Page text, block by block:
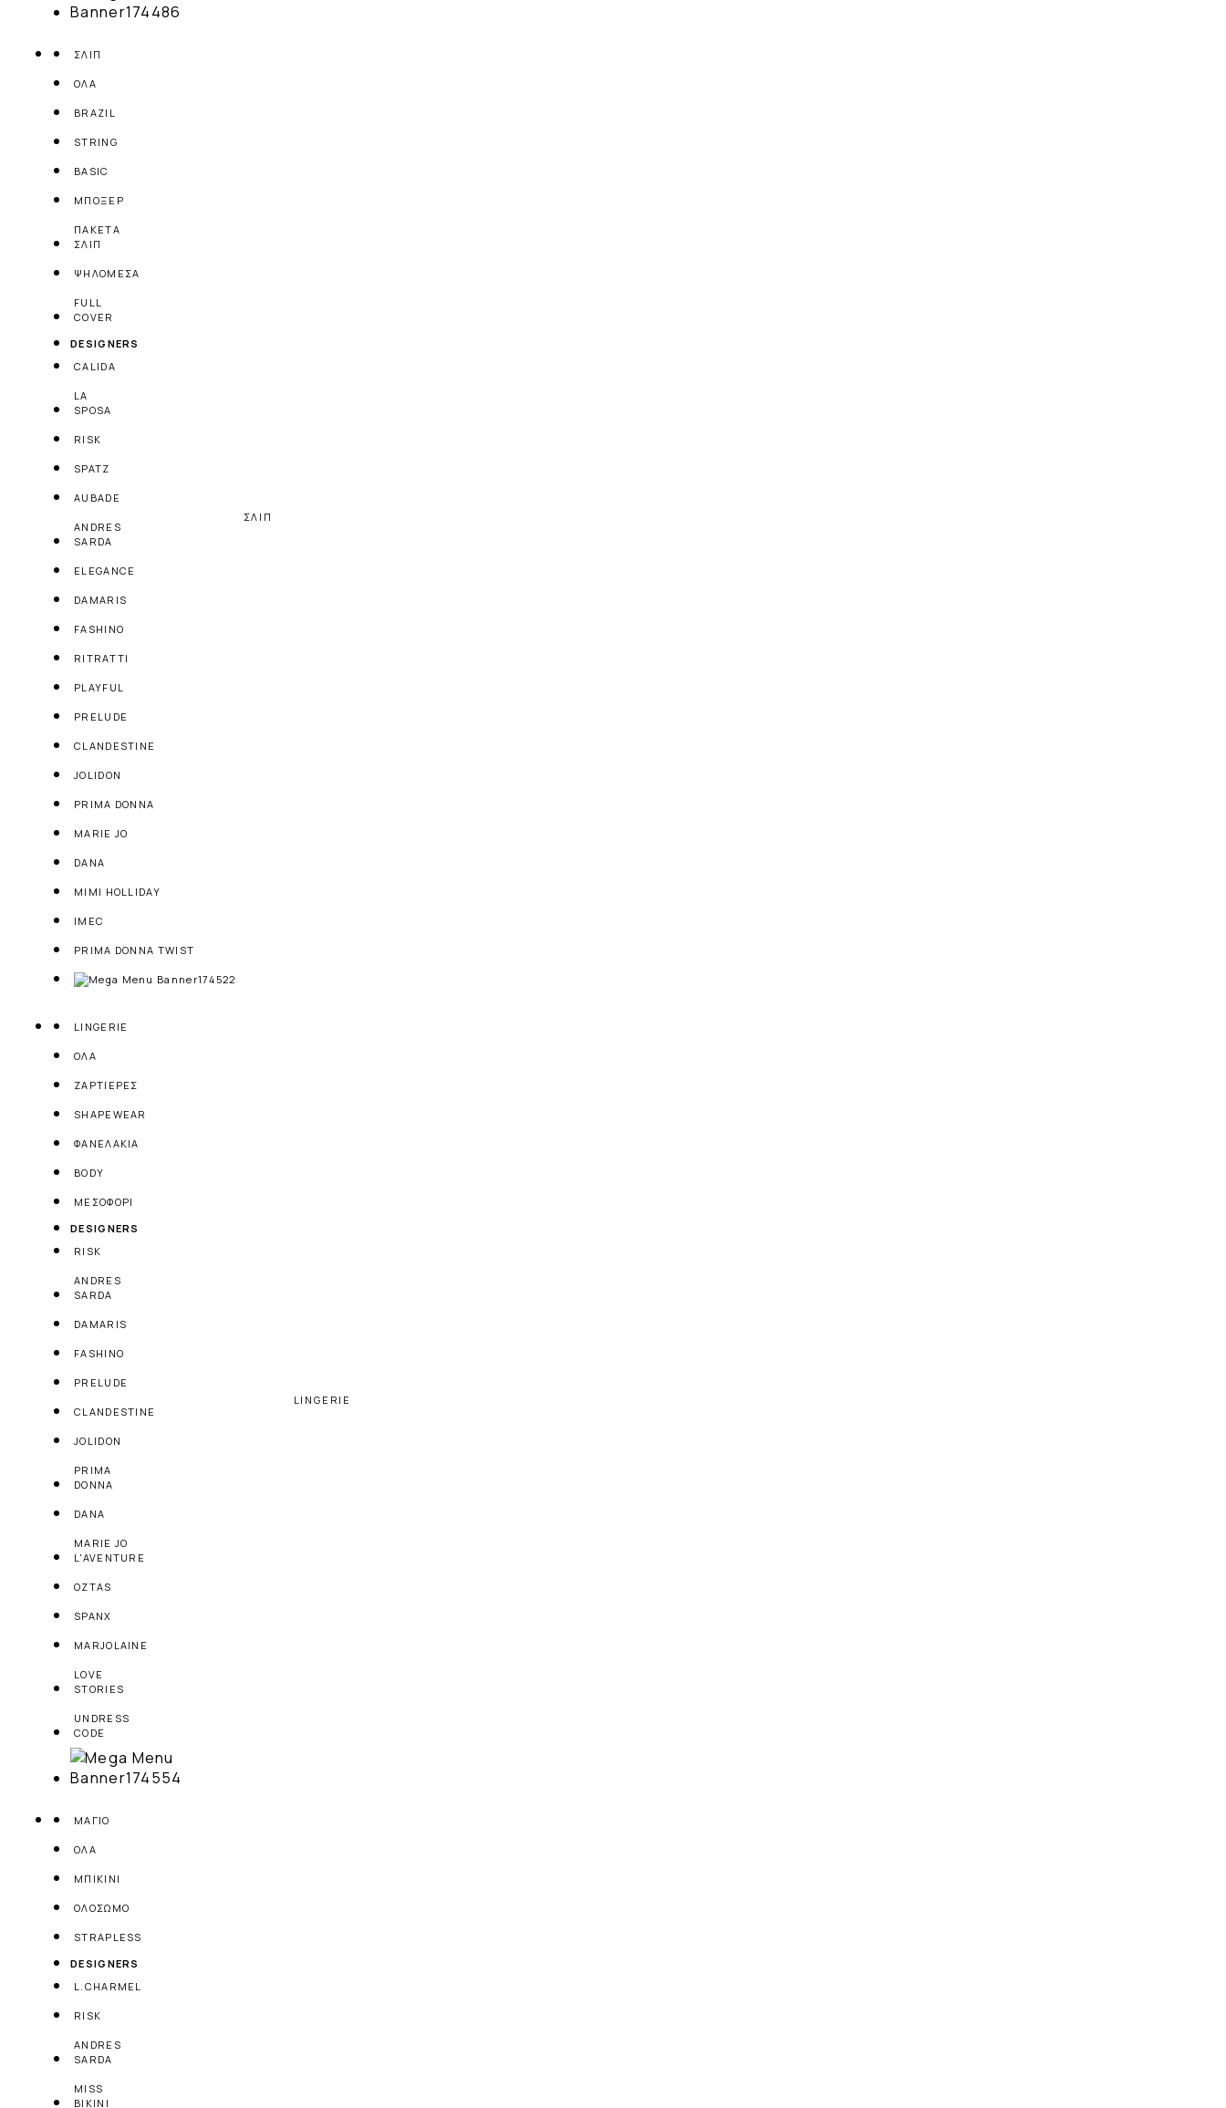
ΣΛΙΠ
ΟΛΑ
BRAZIL
STRING
BASIC
ΜΠΟΞΕΡ
ΠΑΚΕΤΑ
ΣΛΙΠ
ΨΗΛΟΜΕΣΑ
FULL
COVER
DESIGNERS
CALIDA
LA
SPOSA
RISK
SPATZ
AUBADE
ANDRES
SARDA
ELEGANCE
DAMARIS
FASHINO
RITRATTI
PLAYFUL
PRELUDE
CLANDESTINE
JOLIDON
PRIMA DONNA
MARIE JO
DANA
MIMI HOLLIDAY
IMEC
PRIMA DONNA TWIST
ΣΛΙΠ
LINGERIE
ΟΛΑ
ΖΑΡΤΙΕΡΕΣ
SHAPEWEAR
ΦΑΝΕΛΑΚΙΑ
BODY
ΜΕΣΟΦΟΡΙ
DESIGNERS
RISK
ANDRES
SARDA
DAMARIS
FASHINO
PRELUDE
CLANDESTINE
JOLIDON
PRIMA
DONNA
DANA
MARIE JO
L'AVENTURE
OZTAS
SPANX
MARJOLAINE
LOVE
STORIES
UNDRESS
CODE
LINGERIE
ΜΑΓΙΟ
ΟΛΑ
ΜΠΙΚΙΝΙ
ΟΛΟΣΩΜΟ
STRAPLESS
DESIGNERS
L.CHARMEL
RISK
ANDRES
SARDA
MISS
BIKINI